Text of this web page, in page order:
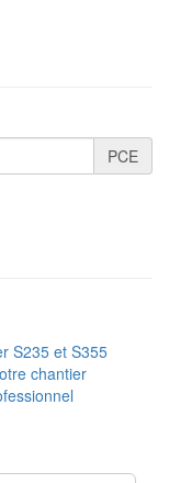
PCE
S235 et S355
chantier